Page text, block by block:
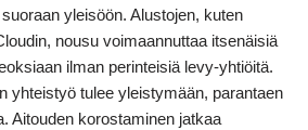
yleisöön. Alustojen, kuten
nousu voimaannuttaa itsenäisiä
ilman perinteisiä levy-yhtiöitä.
yhteistyö tulee yleistymään, parantaen
Aitouden korostaminen jatkaa